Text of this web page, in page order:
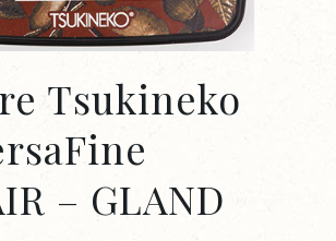
Tsukineko
– GLAND